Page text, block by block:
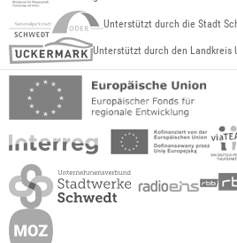
Unterstützt durch die Stadt
Unterstützt durch den Landkreis